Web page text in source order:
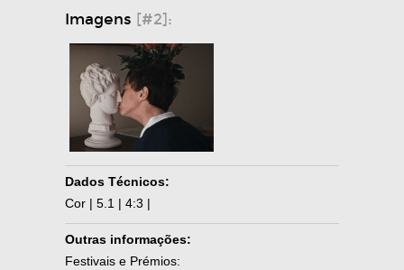
Imagens [#2]:
Dados Técnicos:
Cor | 5.1 | 4:3 |
Outras informações:
Festivais e Prémios: